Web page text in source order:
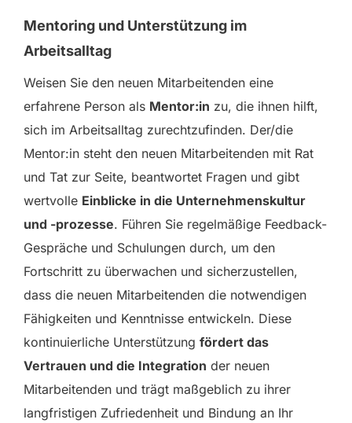
Mentoring und Unterstützung im
Arbeitsalltag
Weisen Sie den neuen Mitarbeitenden eine
erfahrene Person als Mentor:in zu, die ihnen hilft,
sich im Arbeitsalltag zurechtzufinden. Der/die
Mentor:in steht den neuen Mitarbeitenden mit Rat
und Tat zur Seite, beantwortet Fragen und gibt
wertvolle Einblicke in die Unternehmenskultur
und -prozesse. Führen Sie regelmäßige Feedback-
Gespräche und Schulungen durch, um den
Fortschritt zu überwachen und sicherzustellen,
dass die neuen Mitarbeitenden die notwendigen
Fähigkeiten und Kenntnisse entwickeln. Diese
kontinuierliche Unterstützung fördert das
Vertrauen und die Integration der neuen
Mitarbeitenden und trägt maßgeblich zu ihrer
langfristigen Zufriedenheit und Bindung an Ihr